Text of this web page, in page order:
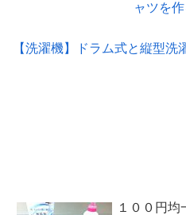
ャツを
【洗濯機】ドラム式と縦型洗
１００円